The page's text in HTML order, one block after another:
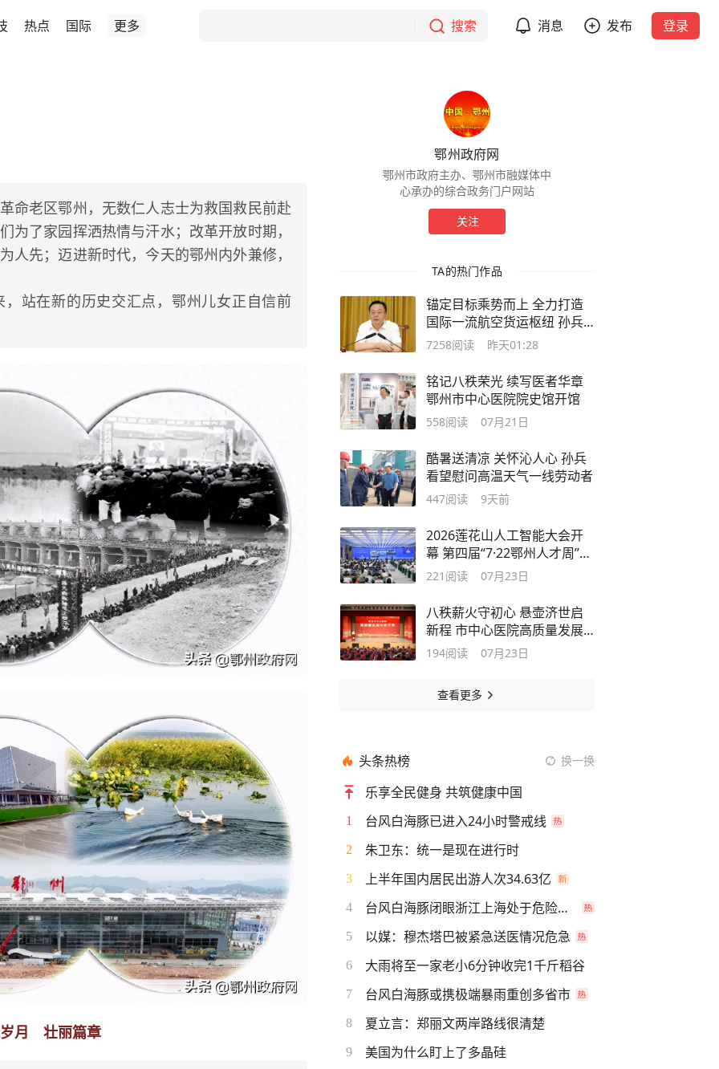
热点 国际 更多 搜索 消息 发布 登录
命老区鄂州，无数仁人志士为救国救民前赴
为了家园挥洒热情与汗水；改革开放时期，
人先；迈进新时代，今天的鄂州内外兼修，
站在新的历史交汇点，鄂州儿女正自信前
月 壮丽篇章
鄂州政府网
鄂州市政府主办、鄂州市融媒体中
心承办的综合政务门户网站
关注
TA的热门作品
锚定目标乘势而上 全力打造
国际一流航空货运枢纽 孙兵
主持召开市委专题会议
7258阅读 昨天01:28
铭记八秩荣光 续写医者华章
鄂州市中心医院院史馆开馆
558阅读 07月21日
酷暑送清凉 关怀沁人心 孙兵
看望慰问高温天气一线劳动者
447阅读 9天前
2026莲花山人工智能大会开
幕 第四届“7·22鄂州人才周”同
期举办 院士专家聚焦AI前沿
221 阅读 07月23日
八秩薪火守初心 悬壶济世启
新程 市中心医院高质量发展
大会举行
194阅读 07月23日
查看更多
头条热榜 换一换
乐享全民健身 共筑健康中国
1 台风白海豚已进入24小时警戒线
2 朱卫东：统一是现在进行时
3 上半年国内居民出游人次34.63亿
4 台风白海豚闭眼浙江上海处于危险半圆
5 以媒：穆杰塔巴被紧急送医情况危急
6 大雨将至一家老小6分钟收完1千斤稻谷
7 台风白海豚或携极端暴雨重创多省市
8 夏立言：郑丽文两岸路线很清楚
9 美国为什么盯上了多晶硅